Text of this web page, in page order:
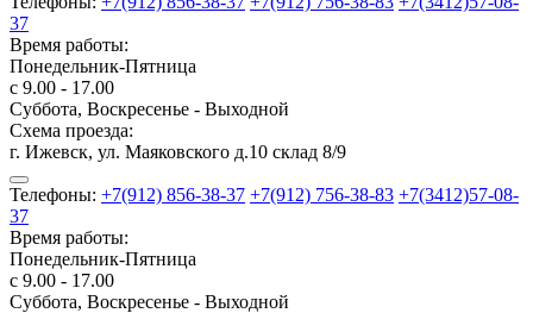
37
Время работы:
Понедельник-Пятница
с 9.00 - 17.00
Суббота, Воскресенье - Выходной
Схема проезда:
г. Ижевск, ул. Маяковского д.10 склад 8/9
Телефоны: +7(912) 856-38-37 +7(912) 756-38-83 +7(3412)57-08-
37
Время работы:
Понедельник-Пятница
с 9.00 - 17.00
Суббота, Воскресенье - Выходной